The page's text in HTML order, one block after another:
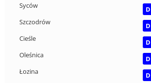
Syców
D
Szczodrów
D
Cieśle
D
Oleśnica
D
Łozina
D